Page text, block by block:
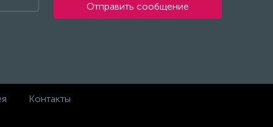
Отправить сообщение
Контакты